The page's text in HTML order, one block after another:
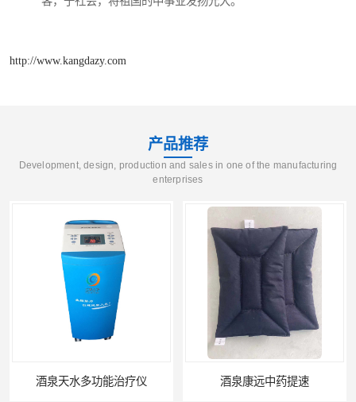
http://www.kangdazy.com
产品推荐
Development, design, production and sales in one of the manufacturing
enterprises
酒泉天水多功能治疗仪 酒泉康远中药提速